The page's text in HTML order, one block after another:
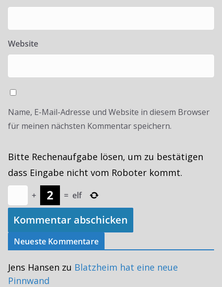
Website
Name, E-Mail-Adresse und Website in diesem Browser
für meinen nächsten Kommentar speichern.
Bitte Rechenaufgabe lösen, um zu bestätigen
dass Eingabe nicht vom Roboter kommt.
+ = elf
Neueste Kommentare
Jens Hansen zu Blatzheim hat eine neue
Pinnwand